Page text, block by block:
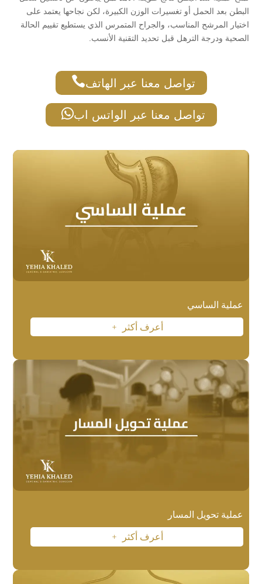
عملية الساسي
أعرف أكثر L
عملية تحويل المسار
أعرف أكثر L
البطن بعد الحمل أو تغسيرات الوزن الكبيرة، لكن نجاحها يعتمد على
اختيار المرشح المناسب، والجراح المتمرس الذي يستطيع تقييم الحالة
الصحية ودرجة الترهل قبل تحديد التقنية الأنسب.
تواصل معنا عبر الهاتف
تواصل معنا عبر الواتس اب